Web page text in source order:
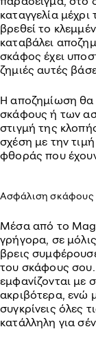
καταγγελία
βρεθεί το
καταβάλει
σκάφος έχει
ζημιές αυτές
Η αποζημίωση θα
σκάφους ή των
στιγμή της
σχέση με την
φθοράς που
Ασφάλιση
Μέσα από το
γρήγορα, σε
βρεις
του σκάφους
εμφανίζονται με
ακριβότερα, ενώ
συγκρίνεις όλες
κατάλληλη για